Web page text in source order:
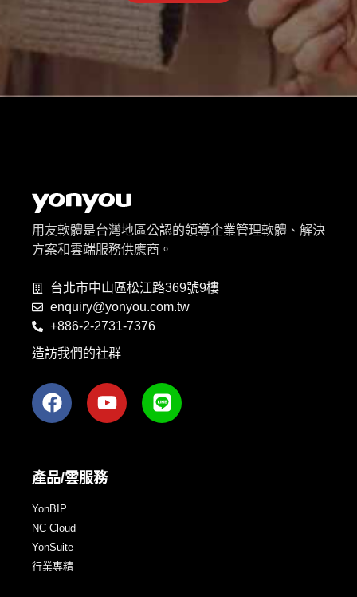
用友軟體是台灣地區公認的領導企業管理軟體、解決
方案和雲端服務供應商。
台北市中山區松江路369號9樓
enquiry@yonyou.com.tw
+886-2-2731-7376
造訪我們的社群
產品/雲服務
YonBIP
NC Cloud
YonSuite
行業專精